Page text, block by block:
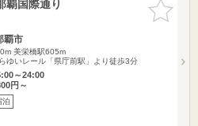
お気に入
りに追加
覇国際通り
覇市
美栄橋駅605m
ゆいレール「県庁前駅」より徒歩3分
～24:00
円～
泊